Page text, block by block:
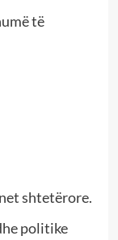
të
shtetërore.
politike